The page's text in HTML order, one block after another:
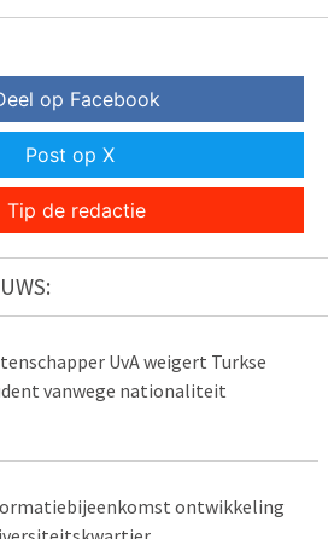
op Facebook
Post op X
Tip de redactie
UvA weigert Turkse
vanwege nationaliteit
ontwikkeling